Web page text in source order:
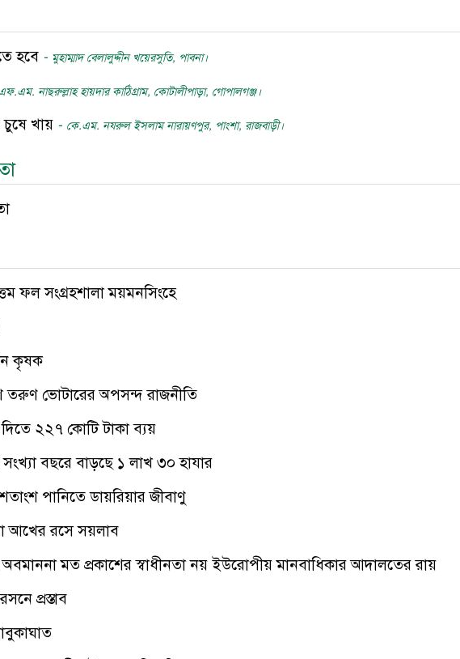
হবে - মুহাম্মাদ বেলালুদ্দীন খয়েরসুতি, পাবনা।
নাছরুল্লাহ হায়দার কাঠিগ্রাম, কোটালীপাড়া, গোপালগঞ্জ।
চুষে খায় - কে.এম. নযরুল ইসলাম নারায়ণপুর, পাংশা, রাজবাড়ী।
ফল সংগ্রহশালা ময়মনসিংহে
কৃষক
তরুণ ভোটারের অপসন্দ রাজনীতি
২২৭ কোটি টাকা ব্যয়
বছরে বাড়ছে ১ লাখ ৩০ হাযার
পানিতে ডায়রিয়ার জীবাণু
আখের রসে সয়লাব
মত প্রকাশের স্বাধীনতা নয় ইউরোপীয় মানবাধিকার আদালতের রায়
প্রস্তাব